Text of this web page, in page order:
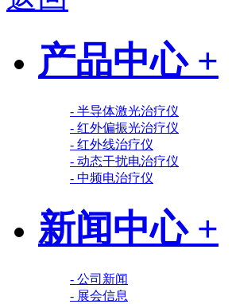
产品中心 +
- 半导体激光治疗仪
- 红外偏振光治疗仪
- 红外线治疗仪
- 动态干扰电治疗仪
- 中频电治疗仪
新闻中心 +
- 公司新闻
- 展会信息